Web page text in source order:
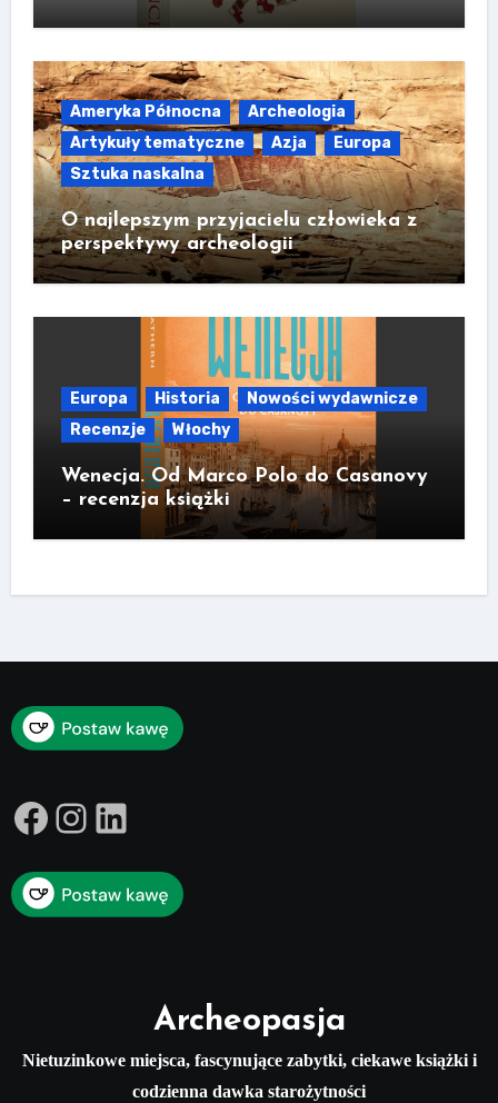
Ameryka Północna
Archeologia
Artykuły tematyczne
Azja
Europa
Sztuka naskalna
O najlepszym przyjacielu człowieka z
perspektywy archeologii
Europa Historia
Nowości wydawnicze
Recenzje
Włochy
Wenecja. Od Marco Polo do Casanovy
– recenzja książki
Facebook
Instagram
LinkedIn
Archeopasja
Nietuzinkowe miejsca, fascynujące zabytki, ciekawe książki i
codzienna dawka starożytności